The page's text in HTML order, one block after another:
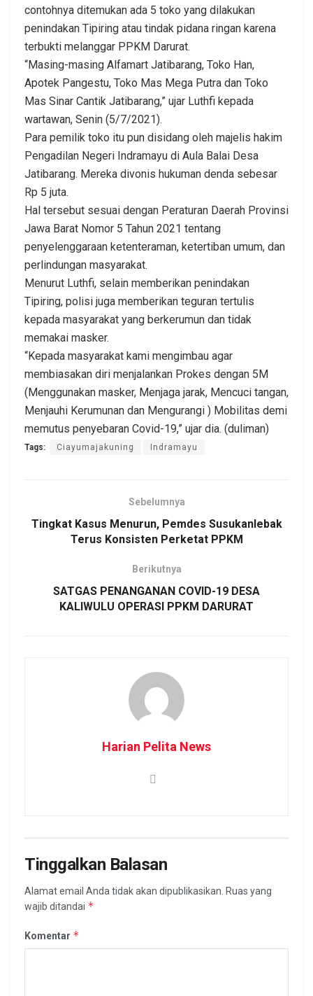
contohnya ditemukan ada 5 toko yang dilakukan
penindakan Tipiring atau tindak pidana ringan karena
terbukti melanggar PPKM Darurat.
“Masing-masing Alfamart Jatibarang, Toko Han,
Apotek Pangestu, Toko Mas Mega Putra dan Toko
Mas Sinar Cantik Jatibarang,” ujar Luthfi kepada
wartawan, Senin (5/7/2021).
Para pemilik toko itu pun disidang oleh majelis hakim
Pengadilan Negeri Indramayu di Aula Balai Desa
Jatibarang. Mereka divonis hukuman denda sebesar
Rp 5 juta.
Hal tersebut sesuai dengan Peraturan Daerah Provinsi
Jawa Barat Nomor 5 Tahun 2021 tentang
penyelenggaraan ketenteraman, ketertiban umum, dan
perlindungan masyarakat.
Menurut Luthfi, selain memberikan penindakan
Tipiring, polisi juga memberikan teguran tertulis
kepada masyarakat yang berkerumun dan tidak
memakai masker.
“Kepada masyarakat kami mengimbau agar
membiasakan diri menjalankan Prokes dengan 5M
(Menggunakan masker, Menjaga jarak, Mencuci tangan,
Menjauhi Kerumunan dan Mengurangi ) Mobilitas demi
memutus penyebaran Covid-19,” ujar dia. (duliman)
Tags: Ciayumajakuning Indramayu
Sebelumnya
Tingkat Kasus Menurun, Pemdes Susukanlebak
Terus Konsisten Perketat PPKM
Berikutnya
SATGAS PENANGANAN COVID-19 DESA
KALIWULU OPERASI PPKM DARURAT
Harian Pelita News
Tinggalkan Balasan
Alamat email Anda tidak akan dipublikasikan. Ruas yang
wajib ditandai *
Komentar *